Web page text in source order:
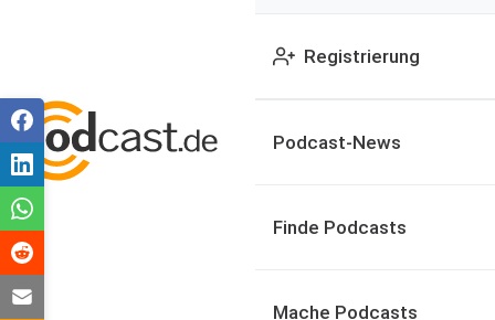
Registrierung
Podcast-News
Finde Podcasts
Mache Podcasts